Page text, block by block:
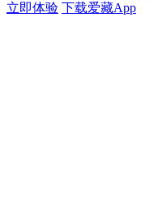
立即体验 下载爱藏App